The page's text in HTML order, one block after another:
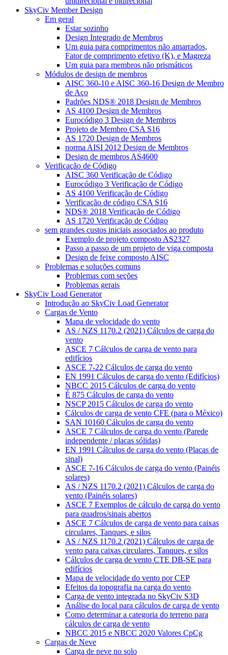
SkyCiv Member Design
Em geral
Estar sozinho
Design Integrado de Membros
Um guia para comprimentos não amarrados,
Fator de comprimento efetivo (K), e Magreza
Um guia para membros não prismáticos
Módulos de design de membros
AISC 360-10 e AISC 360-16 Design de Membro
de Aço
Padrões NDS® 2018 Design de Membros
AS 4100 Design de Membros
Eurocódigo 3 Design de Membros
Projeto de Membro CSA S16
AS 1720 Design de Membros
norma AISI 2012 Design de Membros
Design de membros AS4600
Verificação de Código
AISC 360 Verificação de Código
Eurocódigo 3 Verificação de Código
AS 4100 Verificação de Código
Verificação de código CSA S16
NDS® 2018 Verificação de Código
AS 1720 Verificação de Código
sem grandes custos iniciais associados ao produto
Exemplo de projeto composto AS2327
Passo a passo de um projeto de viga composta
Design de feixe composto AISC
Problemas e soluções comuns
Problemas com seções
Problemas gerais
SkyCiv Load Generator
Introdução ao SkyCiv Load Generator
Cargas de Vento
Mapa de velocidade do vento
AS / NZS 1170.2 (2021) Cálculos de carga do
vento
ASCE 7 Cálculos de carga de vento para
edifícios
ASCE 7-22 Cálculos de carga do vento
EN 1991 Cálculos de carga do vento (Edifícios)
NBCC 2015 Cálculos de carga do vento
É 875 Cálculos de carga do vento
NSCP 2015 Cálculos de carga do vento
Cálculos de carga de vento CFE (para o México)
SAN 10160 Cálculos de carga do vento
ASCE 7 Cálculos de carga do vento (Parede
independente / placas sólidas)
EN 1991 Cálculos de carga do vento (Placas de
sinal)
ASCE 7-16 Cálculos de carga do vento (Painéis
solares)
AS / NZS 1170.2 (2021) Cálculos de carga do
vento (Painéis solares)
ASCE 7 Exemplos de cálculo de carga do vento
para quadros/sinais abertos
ASCE 7 Cálculos de carga de vento para caixas
circulares, Tanques, e silos
AS / NZS 1170.2 (2021) Cálculos de carga de
vento para caixas circulares, Tanques, e silos
Cálculos de carga de vento CTE DB-SE para
edifícios
Mapa de velocidade do vento por CEP
Efeitos da topografia na carga do vento
Carga de vento integrada no SkyCiv S3D
Análise do local para cálculos de carga de vento
Como determinar a categoria do terreno para
cálculos de carga de vento
NBCC 2015 e NBCC 2020 Valores CpCg
Cargas de Neve
Carga de neve no solo